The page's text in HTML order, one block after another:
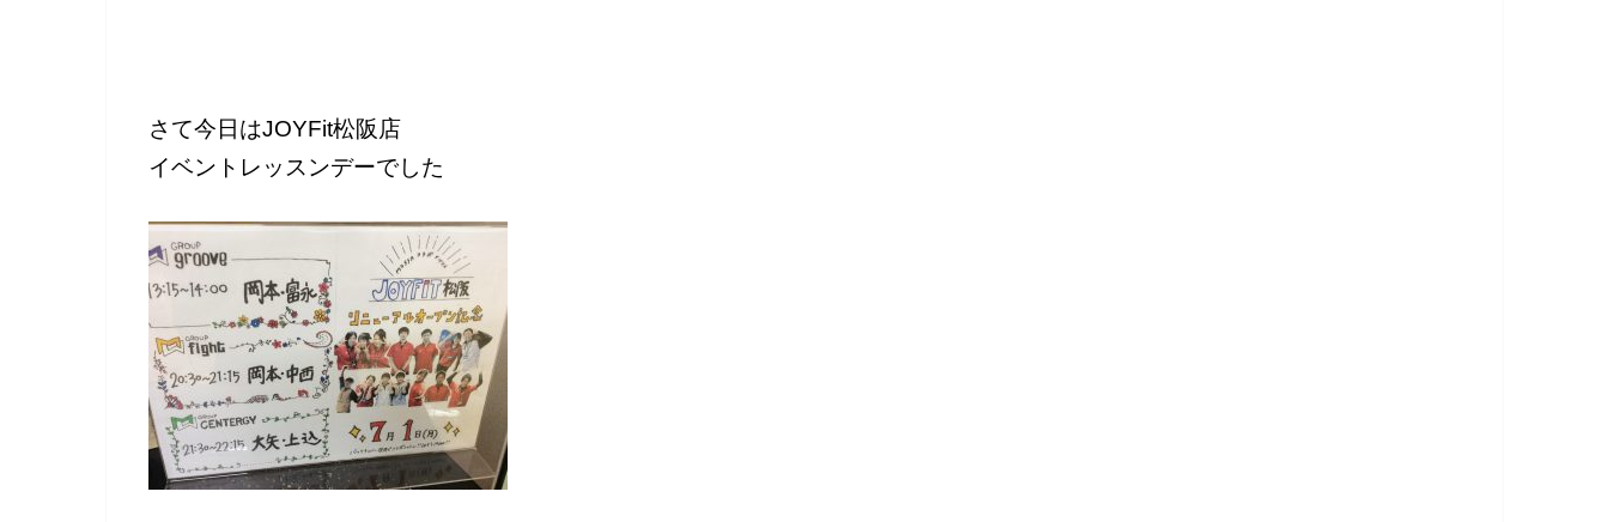
さて今日はJOYFit松阪店
イベントレッスンデーでした